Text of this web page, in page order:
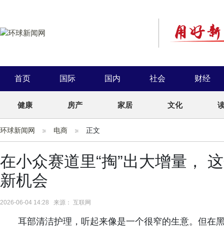
首页 国际 国内 社会 财经
健康 房产 家居 文化
环球新闻网 电商 正文
在小众赛道里“掏”出大增量，
新机会
2026-06-04 14:28 来源： 互联网
耳部清洁护理，听起来像是一个很窄的生意。但在